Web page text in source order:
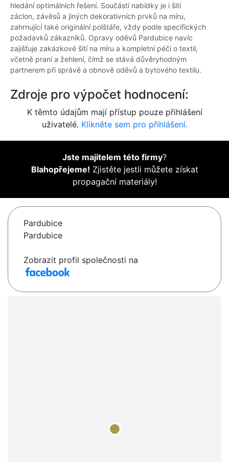
hledání optimálních řešení. Součástí nabídky je i šití
záclon, závěsů a jiných dekorativních prvků na míru,
zahrnující také originální polštáře, vždy podle specifických
požadavků zákazníků. Opravy oděvů Pardubice navíc
zajišťuje zakázkové šití na míru a kompletní péči o textil,
včetně praní a žehlení, čímž se stává důvěryhodným
partnerem při správě a obnově oděvů a bytového textilu.
Zdroje pro výpočet hodnocení:
K těmto údajům mají přístup pouze přihlášení
uživatelé. Klikněte sem pro přihlášení.
Jste majitelem této firmy?
Blahopřejeme! Zjistěte jestli můžete získat
propagační materiály!
Pardubice
Pardubice
Zobrazit profil společnosti na